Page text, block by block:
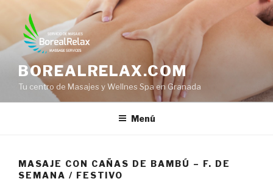
contenido
BOREALRELAX.COM
Tu centro de Masajes y Wellnes Spa en Granada
Menú
MASAJE CON CAÑAS DE BAMBÚ – F. DE
SEMANA / FESTIVO